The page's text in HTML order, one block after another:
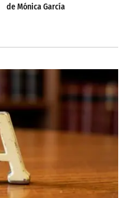
de Mónica García